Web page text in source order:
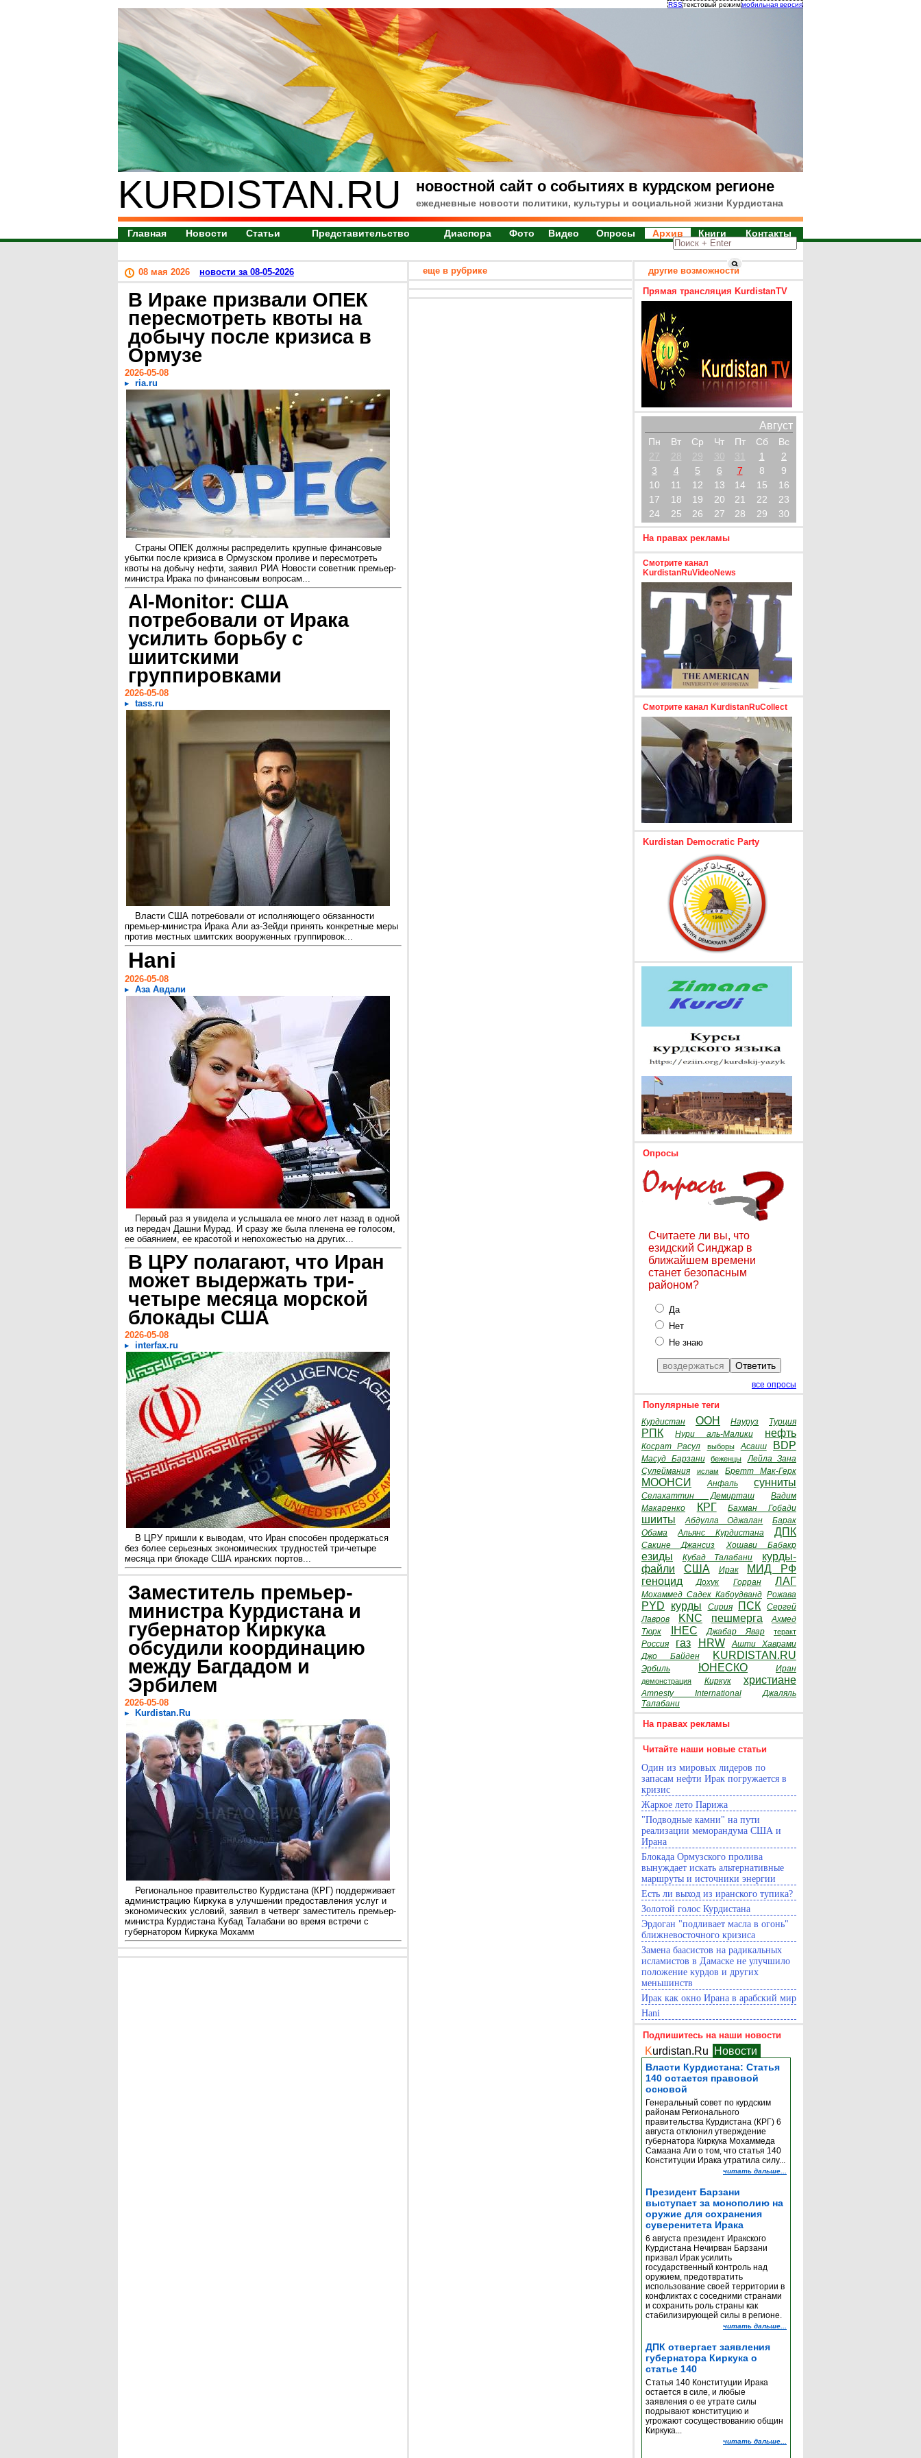
RSSтекстовый режиммобильная версия
KURDISTAN.RU новостной сайт о событиях в курдском регионе
ежедневные новости политики, культуры и социальной жизни Курдистана
Главная Новости Статьи Представительство Диаспора Фото Видео Опросы Архив Книги Контакты
08 мая 2026 новости за 08-05-2026
В Ираке призвали ОПЕК
пересмотреть квоты на
добычу после кризиса в
Ормузе
2026-05-08
ria.ru
Страны ОПЕК должны распределить крупные финансовые
убытки после кризиса в Ормузском проливе и пересмотреть
квоты на добычу нефти, заявил РИА Новости советник премьер-
министра Ирака по финансовым вопросам...
Al-Monitor: США
потребовали от Ирака
усилить борьбу с
шиитскими
группировками
2026-05-08
tass.ru
Власти США потребовали от исполняющего обязанности
премьер-министра Ирака Али аз-Зейди принять конкретные меры
против местных шиитских вооруженных группировок...
Hani
2026-05-08
Аза Авдали
Первый раз я увидела и услышала ее много лет назад в одной
из передач Дашни Мурад. И сразу же была пленена ее голосом,
ее обаянием, ее красотой и непохожестью на других...
В ЦРУ полагают, что Иран
может выдержать три-
четыре месяца морской
блокады США
2026-05-08
interfax.ru
В ЦРУ пришли к выводам, что Иран способен продержаться
без более серьезных экономических трудностей три-четыре
месяца при блокаде США иранских портов...
Заместитель премьер-
министра Курдистана и
губернатор Киркука
обсудили координацию
между Багдадом и
Эрбилем
2026-05-08
Kurdistan.Ru
Региональное правительство Курдистана (КРГ) поддерживает
администрацию Киркука в улучшении предоставления услуг и
экономических условий, заявил в четверг заместитель премьер-
министра Курдистана Кубад Талабани во время встречи с
губернатором Киркука Мохамм
еще в рубрике
другие возможности
Прямая трансляция KurdistanTV
Август
Пн Вт Ср Чт Пт Сб
Вс
27
28 29 30 31 1
2
3
4 5 6 7 8
9
10
11 12 13 14 15
16
17
18 19 20 21 22
23
24
25 26 27 28 29 30
На правах рекламы
Смотрите канал
KurdistanRuVideoNews
Смотрите канал KurdistanRuCollect
Kurdistan Democratic Party
Опросы
Считаете ли вы, что
езидский Синджар в
ближайшем времени
станет безопасным
районом?
Да
Нет
Не знаю
все опросы
Популярные теги
Курдистан ООН Науруз Турция
РПК Нури аль-Малики нефть
Косрат Расул выборы Асаиш BDP
Масуд Барзани беженцы
Лейла Зана
Сулеймания
ислам Бретт Мак-Герк
МООНСИ Анфаль сунниты
Селахаттин Демирташ
Вадим
Макаренко
КРГ Бахман Гобади
шииты Абдулла Оджалан
Барак
Обама
Альянс Курдистана ДПК
Сакине Джансиз Хошави Бабакр
езиды Кубад Талабани
курды-
файли
США Ирак
МИД РФ
геноцид
Дохук Горран ЛАГ
Мохаммед Садек Кабоудванд Рожава
PYD курды Сирия ПСК
Сергей
Лавров
KNC пешмерга
Ахмед
Тюрк
IHEC Джабар Явар теракт
Россия газ HRW
Ашти Хаврами
Джо Байден
KURDISTAN.RU
Эрбиль ЮНЕСКО Иран
демонстрация Киркук христиане
Amnesty International
Джаляль
Талабани
На правах рекламы
Читайте наши новые статьи
Один из мировых лидеров по
запасам нефти Ирак погружается в
кризис
Жаркое лето Парижа
"Подводные камни" на пути
реализации меморандума США и
Ирана
Блокада Ормузского пролива
вынуждает искать альтернативные
маршруты и источники энергии
Есть ли выход из иранского тупика?
Золотой голос Курдистана
Эрдоган "подливает масла в огонь"
ближневосточного кризиса
Замена баасистов на радикальных
исламистов в Дамаске не улучшило
положение курдов и других
меньшинств
Ирак как окно Ирана в арабский мир
Hani
Подпишитесь на наши новости
Kurdistan.Ru Новости
Власти Курдистана: Статья
140 остается правовой
основой
Генеральный совет по курдским
районам Регионального
правительства Курдистана (КРГ) 6
августа отклонил утверждение
губернатора Киркука Мохаммеда
Самаана Аги о том, что статья 140
Конституции Ирака утратила силу...
читать дальше...
Президент Барзани
выступает за монополию на
оружие для сохранения
суверенитета Ирака
6 августа президент Иракского
Курдистана Нечирван Барзани
призвал Ирак усилить
государственный контроль над
оружием, предотвратить
использование своей территории в
конфликтах с соседними странами
и сохранить роль страны как
стабилизирующей силы в регионе.
читать дальше...
ДПК отвергает заявления
губернатора Киркука о
статье 140
Статья 140 Конституции Ирака
остается в силе, и любые
заявления о ее утрате силы
подрывают конституцию и
угрожают сосуществованию общин
Киркука...
читать дальше...